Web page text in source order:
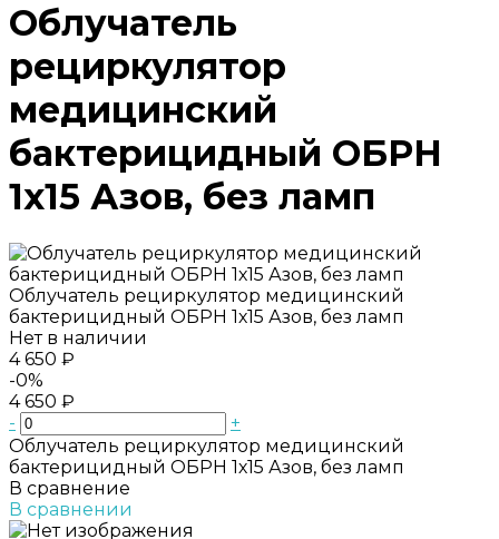
Облучатель
рециркулятор
медицинский
бактерицидный ОБРН
1х15 Азов, без ламп
Облучатель рециркулятор медицинский
бактерицидный ОБРН 1х15 Азов, без ламп
Нет в наличии
4 650 ₽
-0%
4 650 ₽
-
+
Облучатель рециркулятор медицинский
бактерицидный ОБРН 1х15 Азов, без ламп
В сравнение
В сравнении